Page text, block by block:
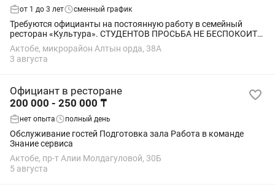
от 1 до 3 лет сменный график
Требуются официанты на постоянную работу в семейный
ресторан «Культура». СТУДЕНТОВ ПРОСЬБА НЕ БЕСПОКОИТЬ
Рассматриваются девушки и парни в возрасте 18-32,
свободные от учебы, опыт работы не...
Актобе, микрорайон Алтын орда, 38А
3 августа
Официант в ресторане
200 000 - 250 000 ₸
нет опыта полный день
Обслуживание гостей Подготовка зала Работа в команде
Знание сервиса
Актобе, пр-т Алии Молдагуловой, 30Б
5 августа